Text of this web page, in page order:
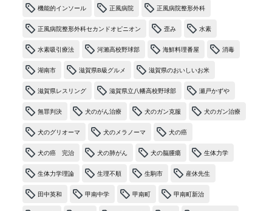
機能的インソール 正風病院 正風病院整形外科
正風病院整形外科セカンドオピニオン 歪み 水素
水素吸引療法 河瀨高校野球部 海鮮料理番屋 消毒
湖南市 滋賀県B級グルメ 滋賀県のおいしいお米
滋賀県レスリング 滋賀県立八幡高校野球部 瀬戸かずや
無罪判決 犬のがん治療 犬のガン克服 犬のガン治療
犬のグリオーマ 犬のメラノーマ 犬の癌
犬の癌 完治 犬の肺がん 犬の脳腫瘍 生体力学
生体力学理論 生理不順 生駒市 産休先生
田中英和 甲南中学 甲南町 甲南町新治